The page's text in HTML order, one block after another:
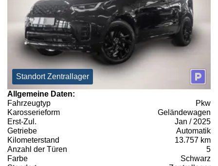
Standort Zentrallager
Allgemeine Daten:
Fahrzeugtyp
Pkw
Karosserieform
Geländewagen
Erst-Zul.
Jan / 2025
Getriebe
Automatik
Kilometerstand
13.757 km
Anzahl der Türen
5
Farbe
Schwarz